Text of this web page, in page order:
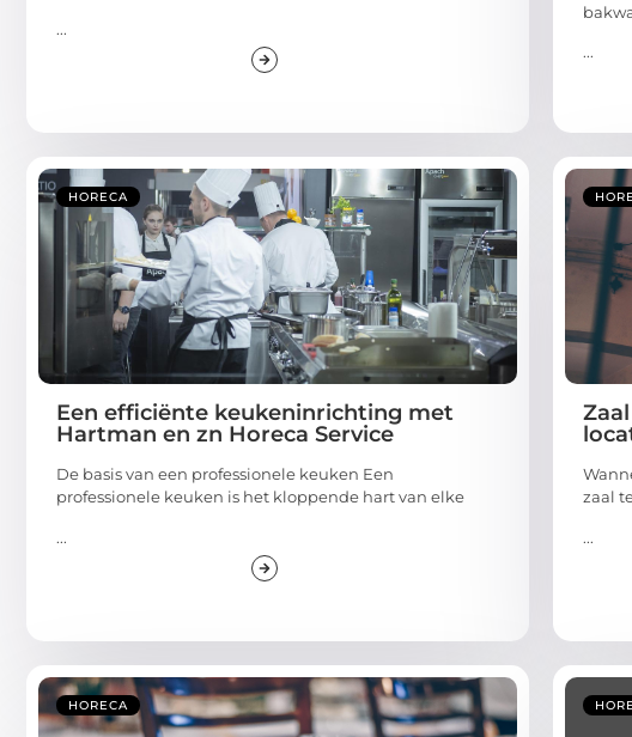
...
...
HORECA
Een efficiënte keukeninrichting met
Hartman en zn Horeca Service
De basis van een professionele keuken Een
professionele keuken is het kloppende hart van elke
...
zaal
...
HORECA